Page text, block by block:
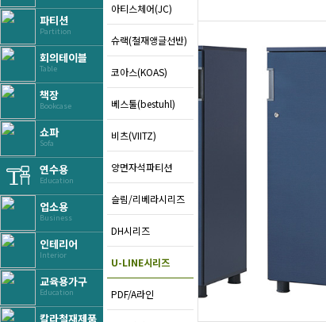
파티션
Partition
회의테이블
Table
책장
Bookcase
쇼파
Sofa
연수용
Education
업소용
Business
인테리어
Interior
교육용가구
Education
칼라철재제품
아티스체어(JC)
슈랙(철재앵글선반)
코아스(KOAS)
베스툴(bestuhl)
비츠(VIITZ)
양면자석파티션
슬림/리베라시리즈
DH시리즈
U-LINE시리즈
PDF/A라인